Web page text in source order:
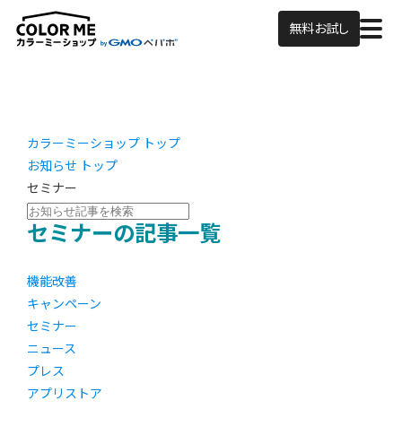
無料お試し
カラーミーショップ トップ
お知らせ トップ
セミナー
セミナーの記事一覧
機能改善
キャンペーン
セミナー
ニュース
プレス
アプリストア